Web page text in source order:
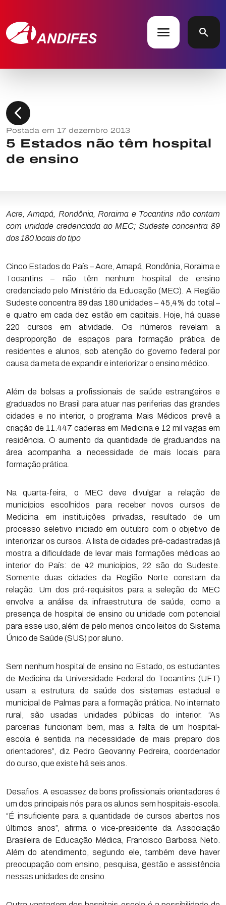
menu search
chevron_left
Postada em 17 dezembro 2013
5 Estados não têm hospital
de ensino
Acre, Amapá, Rondônia, Roraima e Tocantins não contam
com unidade credenciada ao MEC; Sudeste concentra 89
dos 180 locais do tipo
Cinco Estados do País – Acre, Amapá, Rondônia, Roraima e
Tocantins – não têm nenhum hospital de ensino
credenciado pelo Ministério da Educação (MEC). A Região
Sudeste concentra 89 das 180 unidades – 45,4% do total –
e quatro em cada dez estão em capitais. Hoje, há quase
220 cursos em atividade. Os números revelam a
desproporção de espaços para formação prática de
residentes e alunos, sob atenção do governo federal por
causa da meta de expandir e interiorizar o ensino médico.
Além de bolsas a profissionais de saúde estrangeiros e
graduados no Brasil para atuar nas periferias das grandes
cidades e no interior, o programa Mais Médicos prevê a
criação de 11.447 cadeiras em Medicina e 12 mil vagas em
residência. O aumento da quantidade de graduandos na
área acompanha a necessidade de mais locais para
formação prática.
Na quarta-feira, o MEC deve divulgar a relação de
municípios escolhidos para receber novos cursos de
Medicina em instituições privadas, resultado de um
processo seletivo iniciado em outubro com o objetivo de
interiorizar os cursos. A lista de cidades pré-cadastradas já
mostra a dificuldade de levar mais formações médicas ao
interior do País: de 42 municípios, 22 são do Sudeste.
Somente duas cidades da Região Norte constam da
relação. Um dos pré-requisitos para a seleção do MEC
envolve a análise da infraestrutura de saúde, como a
presença de hospital de ensino ou unidade com potencial
para esse uso, além de pelo menos cinco leitos do Sistema
Único de Saúde (SUS) por aluno.
Sem nenhum hospital de ensino no Estado, os estudantes
de Medicina da Universidade Federal do Tocantins (UFT)
usam a estrutura de saúde dos sistemas estadual e
municipal de Palmas para a formação prática. No internato
rural, são usadas unidades públicas do interior. “As
parcerias funcionam bem, mas a falta de um hospital-
escola é sentida na necessidade de mais preparo dos
orientadores”, diz Pedro Geovanny Pedreira, coordenador
do curso, que existe há seis anos.
Desafios. A escassez de bons profissionais orientadores é
um dos principais nós para os alunos sem hospitais-escola.
“É insuficiente para a quantidade de cursos abertos nos
últimos anos”, afirma o vice-presidente da Associação
Brasileira de Educação Médica, Francisco Barbosa Neto.
Além do atendimento, segundo ele, também deve haver
preocupação com ensino, pesquisa, gestão e assistência
nessas unidades de ensino.